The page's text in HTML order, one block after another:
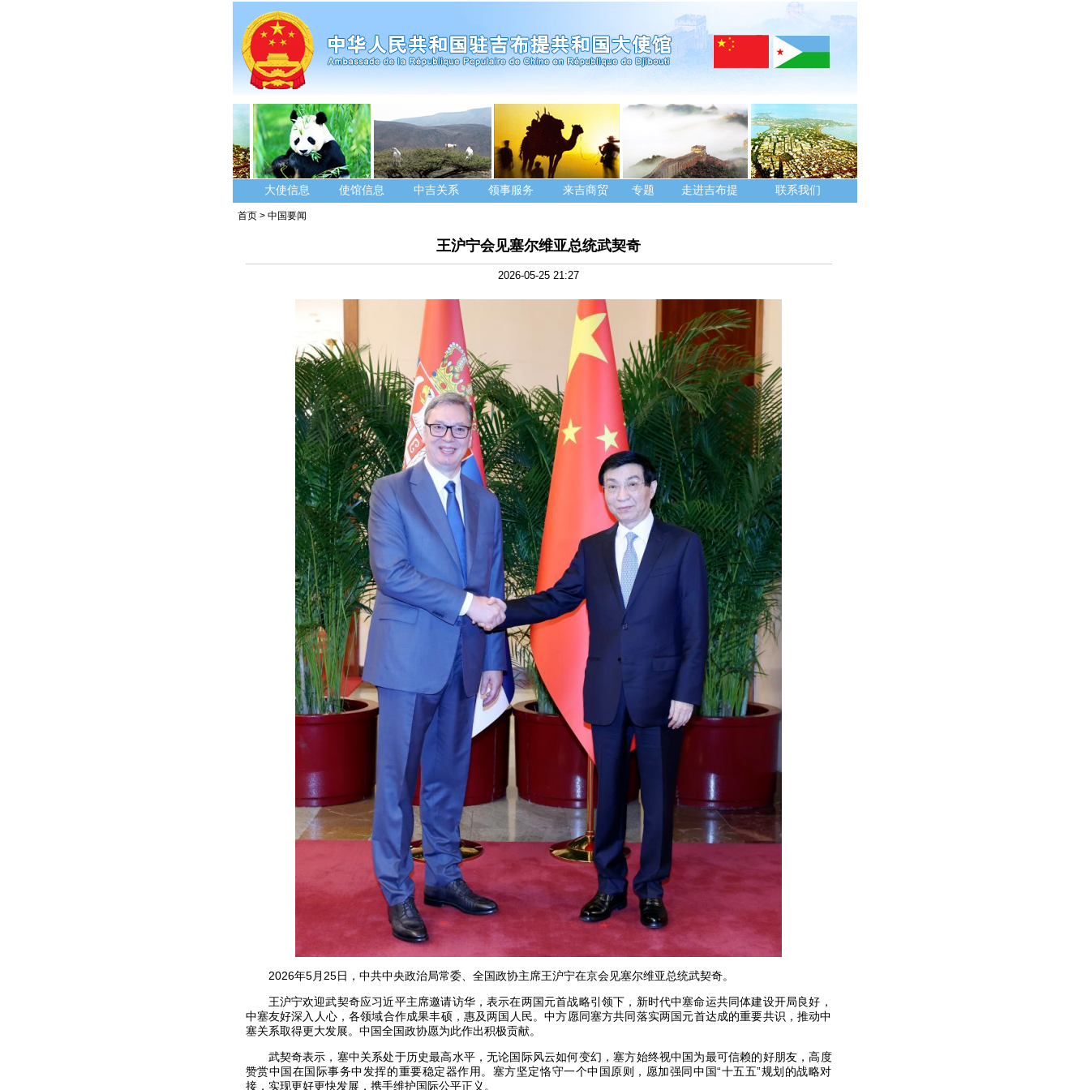
大使信息 使馆信息 中吉关系 领事服务 来吉商贸 专题 走进吉布提 联系我们
首页 > 中国要闻
王沪宁会见塞尔维亚总统武契奇
2026-05-25 21:27
2026年5月25日，中共中央政治局常委、全国政协主席王沪宁在京会见塞尔维亚总统武契奇。
王沪宁欢迎武契奇应习近平主席邀请访华，表示在两国元首战略引领下，新时代中塞命运共同体建设开局良好，
中塞友好深入人心，各领域合作成果丰硕，惠及两国人民。中方愿同塞方共同落实两国元首达成的重要共识，推动中
塞关系取得更大发展。中国全国政协愿为此作出积极贡献。
武契奇表示，塞中关系处于历史最高水平，无论国际风云如何变幻，塞方始终视中国为最可信赖的好朋友，高度
赞赏中国在国际事务中发挥的重要稳定器作用。塞方坚定恪守一个中国原则，愿加强同中国“十五五”规划的战略对
接，实现更好更快发展，携手维护国际公平正义。